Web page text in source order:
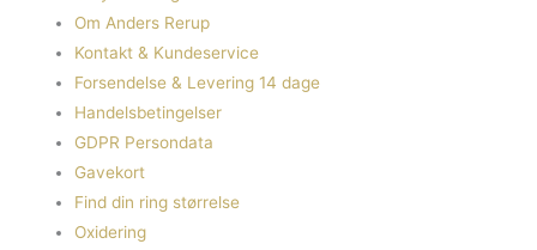
Om Anders Rerup
Kontakt & Kundeservice
Forsendelse & Levering 14 dage
Handelsbetingelser
GDPR Persondata
Gavekort
Find din ring størrelse
Oxidering